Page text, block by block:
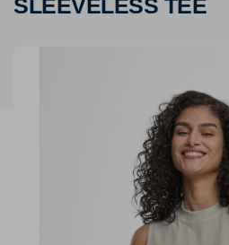
SLEEVELESS TEE